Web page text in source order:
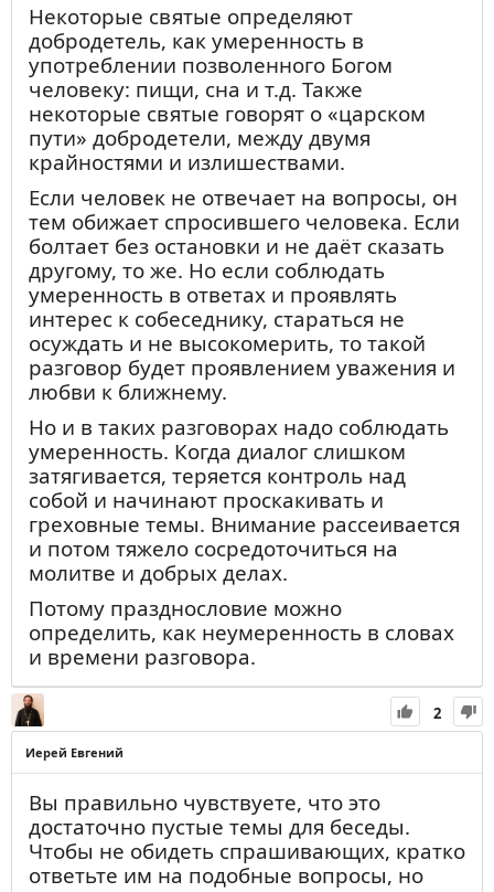
Некоторые святые определяют
добродетель, как умеренность в
употреблении позволенного Богом
человеку: пищи, сна и т.д. Также
некоторые святые говорят о «царском
пути» добродетели, между двумя
крайностями и излишествами.
Если человек не отвечает на вопросы, он
тем обижает спросившего человека. Если
болтает без остановки и не даёт сказать
другому, то же. Но если соблюдать
умеренность в ответах и проявлять
интерес к собеседнику, стараться не
осуждать и не высокомерить, то такой
разговор будет проявлением уважения и
любви к ближнему.
Но и в таких разговорах надо соблюдать
умеренность. Когда диалог слишком
затягивается, теряется контроль над
собой и начинают проскакивать и
греховные темы. Внимание рассеивается
и потом тяжело сосредоточиться на
молитве и добрых делах.
Потому празднословие можно
определить, как неумеренность в словах
и времени разговора.
2
Иерей Евгений
Вы правильно чувствуете, что это
достаточно пустые темы для беседы.
Чтобы не обидеть спрашивающих, кратко
ответьте им на подобные вопросы, но